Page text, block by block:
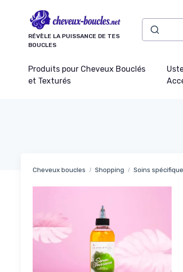
RÉVÈLE LA PUISSANCE DE TES
BOUCLES
Produits pour Cheveux Bouclés
et Texturés
Cheveux boucles Shopping Soins